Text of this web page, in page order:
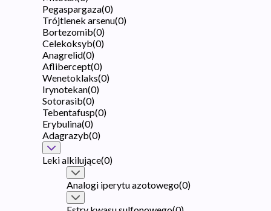
Pegaspargaza(0)
Trójtlenek arsenu(0)
Bortezomib(0)
Celekoksyb(0)
Anagrelid(0)
Aflibercept(0)
Wenetoklaks(0)
Irynotekan(0)
Sotorasib(0)
Tebentafusp(0)
Erybulina(0)
Adagrazyb(0)
Leki alkilujące(0)
Analogi iperytu azotowego(0)